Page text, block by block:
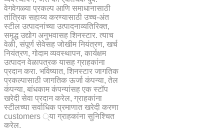
वेगवेगळ्या प्रकल्प आणि समाधानासाठी
तांत्रिक सहाय्य करण्यासाठी उच्च-अंत
स्टील उत्पादनांच्या उत्पादनाव्यतिरिक्त,
समृद्ध उद्योग अनुभवासह शिनस्टार. त्याच
वेळी, संपूर्ण सेवेसह जोखीम नियंत्रण, खर्च
नियंत्रण, गोदाम व्यवस्थापन, कार्यक्षम
उत्पादन वेळापत्रक यासह ग्राहकांना
प्रदान करा. भविष्यात, शिनस्टार जागतिक
प्रकल्पासाठी जागतिक ऊर्जा कंपन्या, तेल
कंपन्या, बांधकाम कंपन्यांसह एक स्टॉप
खरेदी सेवा प्रदान करेल, ग्राहकांना
स्टीलच्या सर्वाधिक प्रमाणात खरेदी करणा
customers ्या ग्राहकांना सुनिश्चित
करेल.